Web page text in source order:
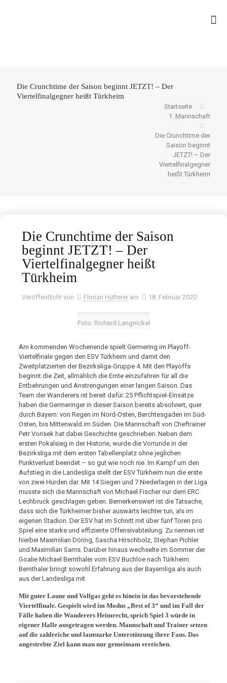
Die Crunchtime der Saison beginnt JETZT! – Der
Viertelfinalgegner heißt Türkheim
Startseite
1. Mannschaft
Die Crunchtime der
Saison beginnt
JETZT! – Der
Viertelfinalgegner
heißt Türkheim
Die Crunchtime der Saison
beginnt JETZT! – Der
Viertelfinalgegner heißt
Türkheim
Veröffentlicht von Florian Hutterer am 18. Februar 2020
Foto: Richard Langnickel
Am kommenden Wochenende spielt Germering im Playoff-
Viertelfinale gegen den ESV Türkheim und damit den
Zweitplatzierten der Bezirksliga-Gruppe 4. Mit den Playoffs
beginnt die Zeit, allmählich die Ernte einzufahren für all die
Entbehrungen und Anstrengungen einer langen Saison. Das
Team der Wanderers ist bereit dafür. 25 Pflichtspiel-Einsätze
haben die Germeringer in dieser Saison bereits absolviert, quer
durch Bayern: von Regen im Nord-Osten, Berchtesgaden im Süd-
Osten, bis Mittenwald im Süden. Die Mannschaft von Cheftrainer
Petr Vorisek hat dabei Geschichte geschrieben: Neben dem
ersten Pokalsieg in der Historie, wurde die Vorrunde in der
Bezirksliga mit dem ersten Tabellenplatz ohne jeglichen
Punktverlust beendet – so gut wie noch nie. Im Kampf um den
Aufstieg in die Landesliga stellt der ESV Türkheim nun die erste
von zwei Hürden dar. Mit 14 Siegen und 7 Niederlagen in der Liga
musste sich die Mannschaft von Michael Fischer nur dem ERC
Lechbruck geschlagen geben. Bemerkenswert ist die Tatsache,
dass sich die Türkheimer bisher auswärts leichter tun, als im
eigenen Stadion. Der ESV hat im Schnitt mit über fünf Toren pro
Spiel eine starke und effiziente Offensivabteilung. Zu nennen ist
hierbei Maximilian Döring, Sascha Hirschbolz, Stephan Pichler
und Maximilian Sams. Darüber hinaus wechselte im Sommer der
Goalie Michael Bernthaler vom ESV Buchloe nach Türkheim.
Bernthaler bringt sowohl Erfahrung aus der Bayernliga als auch
aus der Landesliga mit.
Mit guter Laune und Vollgas geht es hinein in das bevorstehende
Viertelfinale. Gespielt wird im Modus „Best of 3“ und im Fall der
Fälle haben die Wanderers Heimrecht, sprich Spiel 3 würde in
eigener Halle ausgetragen werden. Mannschaft und Trainer setzen
auf die zahlreiche und lautstarke Unterstützung ihrer Fans. Das
angestrebte Ziel kann man nur gemeinsam erreichen.